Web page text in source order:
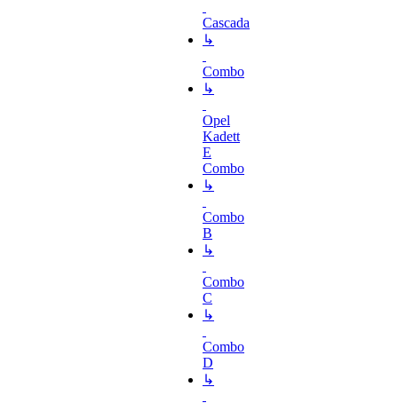
Cascada
↳
Combo
↳
Opel
Kadett
E
Combo
↳
Combo
B
↳
Combo
C
↳
Combo
D
↳